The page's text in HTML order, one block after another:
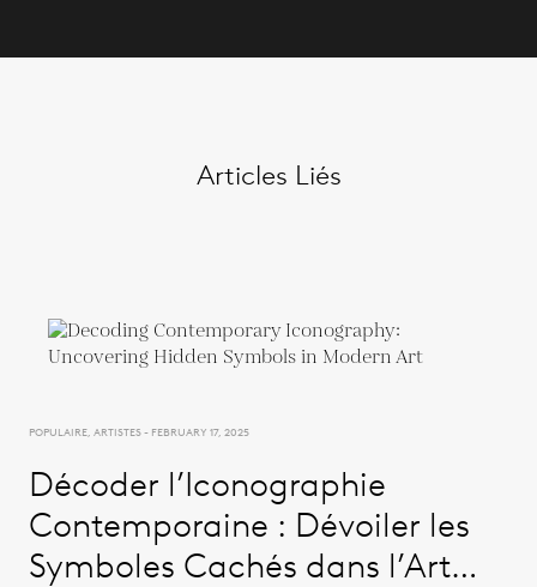
Articles Liés
POPULAIRE, ARTISTES - FEBRUARY 17, 2025
Décoder l’Iconographie
Contemporaine : Dévoiler les
Symboles Cachés dans l’Art